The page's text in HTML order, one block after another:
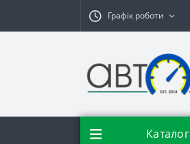
Графік роботи
Каталог